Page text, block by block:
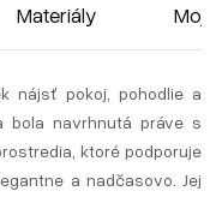
Materiály
nájsť pokoj, pohodlie a
bola navrhnutá práve s
ktoré podporuje
a nadčasovo. Jej